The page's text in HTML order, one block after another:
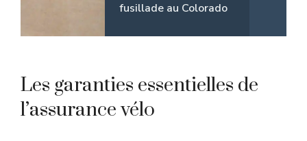
fusillade au Colorado
Les garanties essentielles de
l’assurance vélo